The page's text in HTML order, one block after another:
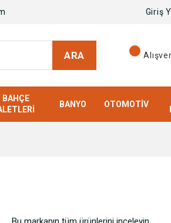
Giriş
ARA
BAHÇE
BANYO OTOMOTIV